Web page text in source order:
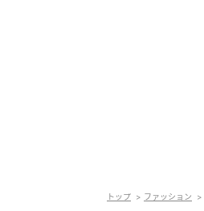
トップ ファッション